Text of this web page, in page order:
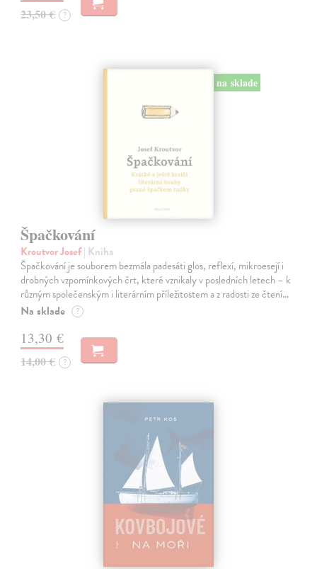
23,50 € ?
na sklade
Špačkování
Kroutvor Josef| Kniha
Špačkování je souborem bezmála padesáti glos, reflexí, mikroesejí i
drobných vzpomínkových črt, které vznikaly v posledních letech – k
různým společenským i literárním příležitostem a z radosti ze čtení…
Na sklade ?
13,30 €
14,00 € ?